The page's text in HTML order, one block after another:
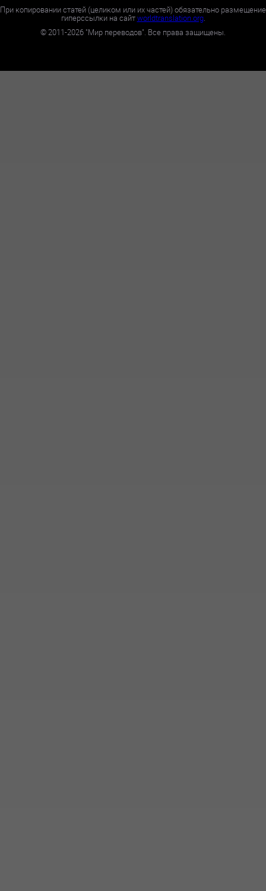
При копировании статей (целиком или их частей) обязательно размещение
гиперссылки на сайтworldtranslation.org.
©2011-2026 "Мир переводов". Все права защищены.